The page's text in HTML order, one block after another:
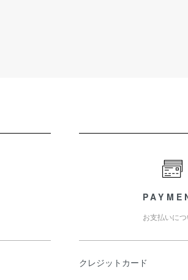
お支払いに
クレジットカード